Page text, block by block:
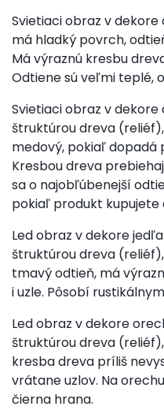
Svietiaci obraz v
má hladký povrch,
Má výraznú kresbu
Odtiene sú veľmi teplé,
Svietiaci obraz v
štruktúrou dreva
medový, pokiaľ dopadá
Kresbou dreva
sa o najobľúbenejší
pokiaľ produkt kupujete
Led obraz v dekore
štruktúrou dreva
tmavý odtieň, má
i uzle. Pôsobí
Led obraz v dekore
štruktúrou dreva
kresba dreva príliš
vrátane uzlov. Na
čierna hrana.